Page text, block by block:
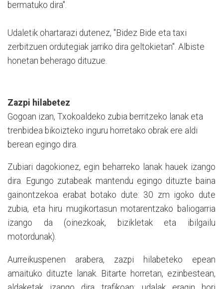
bermatuko dira".
Udaletik ohartarazi dutenez, "Bidez Bide eta taxi
zerbitzuen ordutegiak jarriko dira geltokietan". Albiste
honetan beherago dituzue.
Zazpi hilabetez
Gogoan izan, Txokoaldeko zubia berritzeko lanak eta
trenbidea bikoizteko inguru horretako obrak ere aldi
berean egingo dira.
Zubiari dagokionez, egin beharreko lanak hauek izango
dira. Egungo zutabeak mantendu egingo dituzte baina
gainontzekoa erabat botako dute: 30 zm igoko dute
zubia, eta hiru mugikortasun motarentzako baliogarria
izango da (oinezkoak, bizikletak eta ibilgailu
motordunak).
Aurreikuspenen arabera, zazpi hilabeteko epean
amaituko dituzte lanak. Bitarte horretan, ezinbestean,